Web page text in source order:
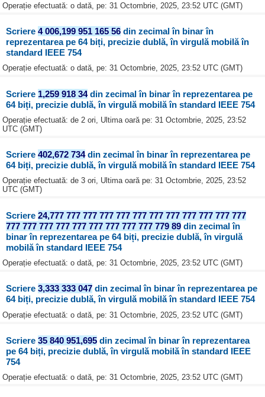
Operație efectuată: o dată, pe: 31 Octombrie, 2025, 23:52 UTC (GMT)
Scriere4 006,199 951 165 56 din zecimal în binar în
reprezentarea pe 64 biți, precizie dublă, în virgulă mobilă în
standard IEEE 754
Operație efectuată: o dată, pe: 31 Octombrie, 2025, 23:52 UTC (GMT)
Scriere 1,259 918 34din zecimal în binar în reprezentarea pe
64 biți, precizie dublă, în virgulă mobilă în standard IEEE 754
Operație efectuată: de 2 ori, Ultima oară pe: 31 Octombrie, 2025, 23:52
UTC (GMT)
Scriere402,672 734din zecimal în binar în reprezentarea pe
64 biți, precizie dublă, în virgulă mobilă în standard IEEE 754
Operație efectuată: de 3 ori, Ultima oară pe: 31 Octombrie, 2025, 23:52
UTC (GMT)
Scriere24,777 777 777 777 777 777 777 777 777 777 777 777
777 777 777 777 777 777 777 777 777 779 89 din zecimal în
binar în reprezentarea pe 64 biți, precizie dublă, în virgulă
mobilă în standard IEEE 754
Operație efectuată: o dată, pe: 31 Octombrie, 2025, 23:52 UTC (GMT)
Scriere3,333 333 047 din zecimal în binar în reprezentarea pe
64 biți, precizie dublă, în virgulă mobilă în standard IEEE 754
Operație efectuată: o dată, pe: 31 Octombrie, 2025, 23:52 UTC (GMT)
Scriere35 840 951,695 din zecimal în binar în reprezentarea
pe 64 biți, precizie dublă, în virgulă mobilă în standard IEEE
754
Operație efectuată: o dată, pe: 31 Octombrie, 2025, 23:52 UTC (GMT)